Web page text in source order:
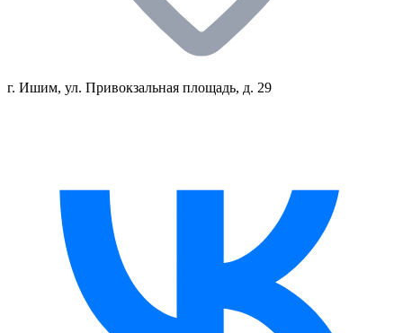
г. Ишим, ул. Привокзальная площадь, д. 29